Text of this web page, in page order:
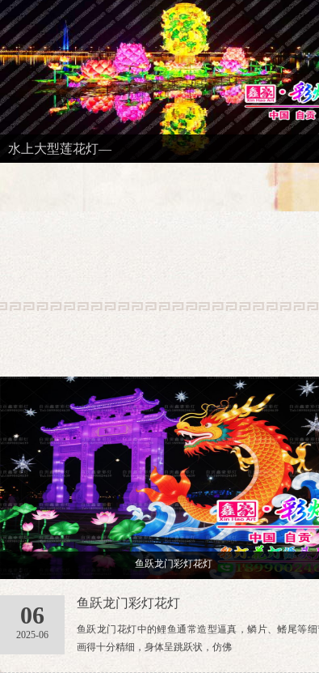
水上大型莲花灯—
鱼跃龙门彩灯花灯
06
2025-06
鱼跃龙门彩灯花灯
鱼跃龙门花灯中的鲤鱼通常造型逼真，鳞片、鳍尾等细
画得十分精细，身体呈跳跃状，仿佛